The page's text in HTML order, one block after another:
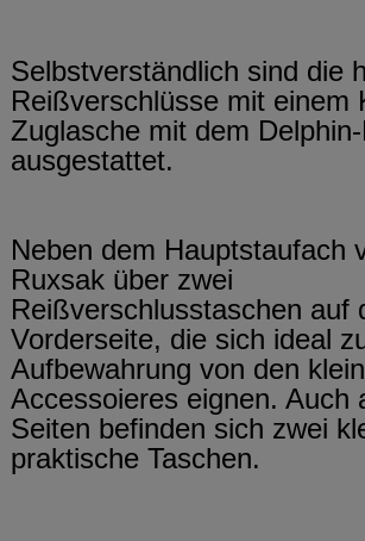
Selbstverständlich sind die
Reißverschlüsse mit einem
Zuglasche mit dem
ausgestattet.
Neben dem Hauptstaufach
Ruxsak über zwei
Reißverschlusstaschen auf
Vorderseite, die sich ideal
Aufbewahrung von den
Accessoieres eignen. Auch
Seiten befinden sich zwei
praktische Taschen.